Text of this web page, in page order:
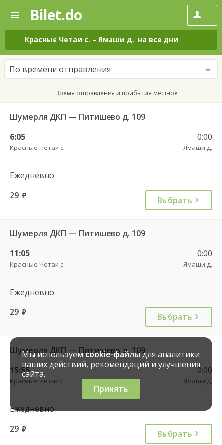
—
Поиск
и
покупка
билетов
на
автобус
онлайн
Bilet.do
Красные Четаи с. – Ямаши д. на все дни
По времени отправления
Время отправления и прибытия местное
Шумерля ДКП — Питишево д. 109
6:05
Красные Четаи с.
0:00
Ямаши д.
Ежедневно
29 руб. Выбрать
Шумерля ДКП — Питишево д. 109
11:05
Красные Четаи с.
0:00
Ямаши д.
Ежедневно
29 руб. Выбрать
Шумерля ДКП — Питишево д. 109
15:55
Красные Четаи с.
0:00
Ямаши д.
Ежедневно
29 руб. Выбрать
Мы используемcookie-файлыдля аналитики
ваших действий, рекомендаций и улучшения
сайта.
Принять